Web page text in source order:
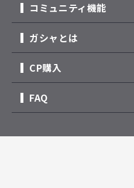
コミュニティ機能
ガシャとは
CP購入
FAQ